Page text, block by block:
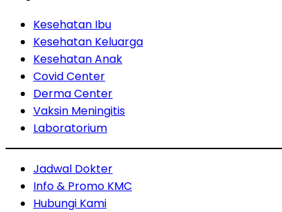
Kesehatan Ibu
Kesehatan Keluarga
Kesehatan Anak
Covid Center
Derma Center
Vaksin Meningitis
Laboratorium
Jadwal Dokter
Info & Promo KMC
Hubungi Kami